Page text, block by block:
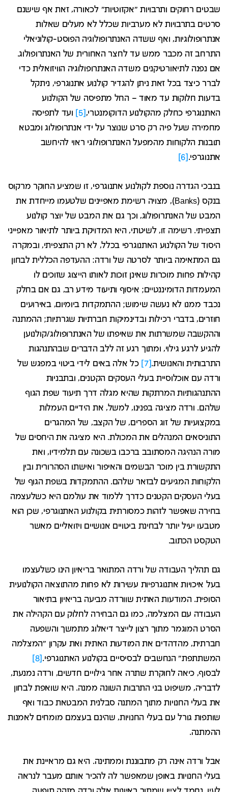
שבטים רחוקים ותרבויות "אקזוטיות" לכאורה, זאת אף שישנם
סרטים בתרבויות לא מערביות שכלל לא מעלים שאלות
אנתרופולוגיות, ואף ששדה האנתרופולוגיה הפוסט-קולוניאלי
התרחב זה מכבר ממש עד לחצר האחורית של האנתרופולוג.
אם נפנה לתיאורטיקנים משדה האנתרופולוגיה הוויזואלית כדי
לברר כיצד בכל זאת ניתן להגדיר קולנוע אתנוגרפי, ניתקל
בדעות חלוקות עד מאוד – החל מתפיסה של הקולנוע
האתנוגרפי כחלק מהקולנוע הדוקומנטרי, [5]
ועד לתפיסה
מחמירה שעל פיה רק סרט שנוצר על ידי אנתרופולוג ומבטא
תובנות הלקוחות מהמפעל האנתרופולוגי ראוי להיחשב
אתנוגרפי. [6]
בנבכי הגדרה נוספת לקולנוע אתנוגרפי, זו שמציע החוקר מרקוס
בנקס (Banks), מצויה רשימת מאפיינים שלטעמו מייחדת את
המבט של האנתרופולוג, וכך גם את המבט של יוצר קולנוע
תצפיתי. רשימה זו, לשיטתי, היא המדויקת ביותר לתיאור מאפייני
היסוד של הקולנוע האתנוגרפי בכלל, לא רק התצפיתי, ובמקרה
גם המתאימה ביותר לסרטה של ורדה: ההעדפה הכללית לבחון
קהילות פחות מוכרות שאינן זוכות לאותו הייצוג שזוכים לו
המעמדות הדומיננטיים; איסוף ותיעוד מידע רב, גם אם בחלק
נכבד ממנו לא נעשה שימוש; ההתמקדות ביומיום, באירועים
חוזרים, בדברי רכילות ובדינמיקות חברתיות שגרתיות; ההמתנה
וההקשבה שמשרתות את שאיפתו של האנתרופולוג/קולנוען
להגיע לרגע גילוי, ומתוך רגע זה ללב הדברים שבהתנהגות
התרבותית והאנושית. [7]
כל אלה באים לידי ביטוי במפגש של
ורדה עם אוכלוסיית בעלי העסקים הקטנים, ובתבניות
ההתנהגותיות המרתקות שהיא מגלה דרך תיעוד שפת הגוף
שלהם. ורדה מציגה בפנינו, למשל, את הידיים העמלות
במקצועיות של זוג הספרים, של הקצב, של המהגרים
התוניסאים המנהלים את המכולת. היא מציגה את היחסים של
מורה הנהיגה המסתובב ברכבו בשכונה עם תלמידיו, ואת
התקשורת בין מוכר הבשמים והאיפור ואישתו הסהרורית ובין
הלקוחות המגיעים לבזאר שלהם. ההתמקדות בשפת הגוף של
בעלי העסקים הקטנים כדרך ללמוד את עולמם היא כשלעצמה
בחירה שאפשר לזהות כמסורתית בקולנוע האתנוגרפי, שכן הוא
מטבעו יעיל יותר לבחינת ביטויים אנושיים ויזואליים מאשר
הטקסט הכתוב.
גם תהליך העבודה של ורדה המתואר בריאיון הינו כשלעצמו
בעל איכויות אתנוגרפיות עשירות לא פחות מהתוצאה הקולנועית
הסופית. המודעות האתית שוורדה מביעה בריאיון בתיאור
העבודה עם המצלמה, כמו גם הבחירה לחלוק עם הקהילה את
הסרט המוגמר מתוך רצון לייצר דיאלוג מתמשך והשפעה
חברתית, מהדהדים את המודעות האתית ואת עקרון "המצלמה
המשתתפת" הנחשבים לבסיסיים בקולנוע האתנוגרפי. [8]
לבסוף, כיאה לחוקרת שתרה אחר גילויים חדשים, ורדה נמנעת,
לדבריה, משיפוט בני התרבות השונה ממנה. היא שואפת לבחון
את בעלי החנויות מתוך המתנה סבלנית המבטאת כבוד ואף
שותפות גורל עם בעלי החנויות, שהינם בעצמם מומחים לאמנות
ההמתנה.
אבל ורדה אינה רק מתבוננת וממתינה. היא גם מראיינת את
בעלי החנויות באופן שמאפשר לה להכיר אותם מעבר לנראה